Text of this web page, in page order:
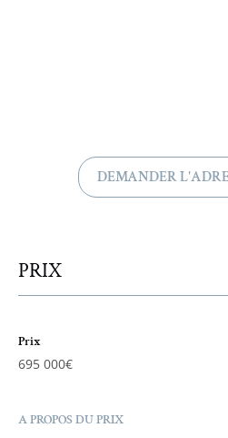
DEMANDER
PRIX
Prix
695 000€
A PROPOS DU PRIX